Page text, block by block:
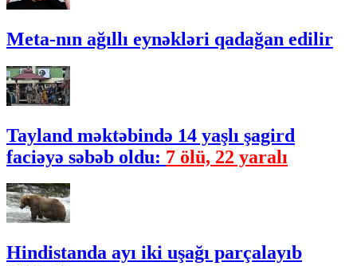
Meta-nın ağıllı eynəkləri qadağan edilir
Tayland məktəbində 14 yaşlı şagird
faciəyə səbəb oldu: 7 ölü, 22 yaralı
Hindistanda ayı iki uşağı parçalayıb